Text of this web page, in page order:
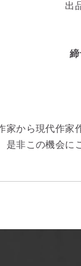
出
家から現代作家
是非この機会に